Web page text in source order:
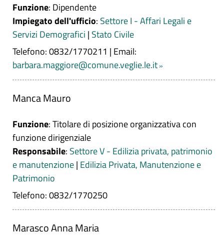
Funzione: Dipendente
Impiegato dell'ufficio: Settore I - Affari Legali e
Servizi Demografici | Stato Civile
Telefono: 0832/1770211 | Email:
barbara.maggiore@comune.veglie.le.it
Manca Mauro
Funzione: Titolare di posizione organizzativa con
funzione dirigenziale
Responsabile: Settore V - Edilizia privata, patrimonio
e manutenzione| Edilizia Privata, Manutenzione e
Patrimonio
Telefono: 0832/1770250
Marasco Anna Maria